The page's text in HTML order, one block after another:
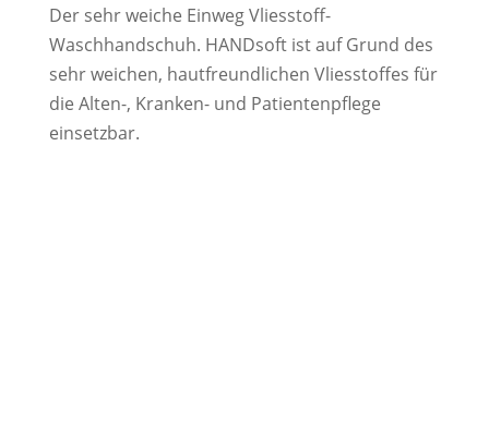
Der sehr weiche Einweg Vliesstoff-
Waschhandschuh. HANDsoft ist auf Grund des
sehr weichen, hautfreundlichen Vliesstoffes für
die Alten-, Kranken- und Patientenpflege
einsetzbar.